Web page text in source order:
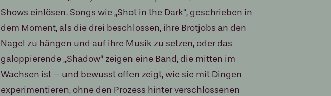
Shows einlösen. Songs wie „Shot in the Dark“, geschrieben in
dem Moment, als die drei beschlossen, ihre Brotjobs an den
Nagel zu hängen und auf ihre Musik zu setzen, oder das
galoppierende „Shadow“ zeigen eine Band, die mitten im
Wachsen ist – und bewusst offen zeigt, wie sie mit Dingen
experimentieren, ohne den Prozess hinter verschlossenen